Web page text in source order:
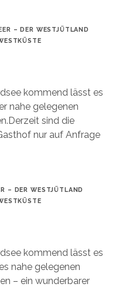
– DER WESTJÜTLAND
kommend lässt es
nahe gelegenen
sind die
nur auf Anfrage
– DER WESTJÜTLAND
kommend lässt es
nahe gelegenen
– ein wunderbarer